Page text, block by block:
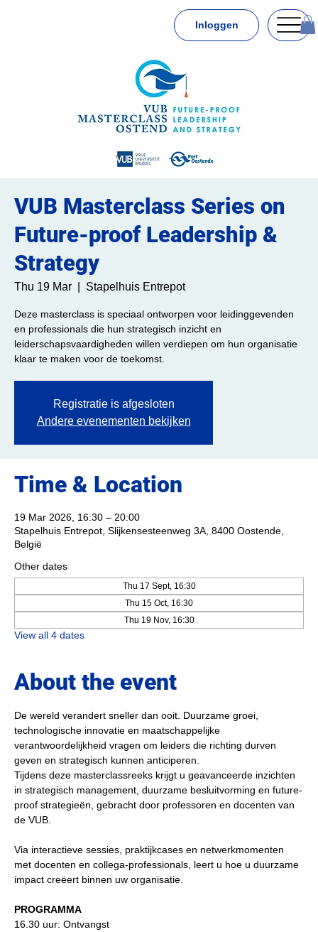
Inloggen
VUB Masterclass Series on
Future-proof Leadership &
Strategy
Thu 19 Mar Stapelhuis Entrepot
Deze masterclass is speciaal ontworpen voor leidinggevenden
en professionals die hun strategisch inzicht en
leiderschapsvaardigheden willen verdiepen om hun organisatie
klaar te maken voor de toekomst.
Registratie is afgesloten
Andere evenementen bekijken
Time & Location
19 Mar 2026, 16:30 – 20:00
Stapelhuis Entrepot, Slijkensesteenweg 3A, 8400 Oostende,
België
Other dates
Thu 17 Sept, 16:30
Thu 15 Oct, 16:30
Thu 19 Nov, 16:30
View all 4 dates
About the event
De wereld verandert sneller dan ooit. Duurzame groei,
technologische innovatie en maatschappelijke
verantwoordelijkheid vragen om leiders die richting durven
geven en strategisch kunnen anticiperen.
Tijdens deze masterclassreeks krijgt u geavanceerde inzichten
in strategisch management, duurzame besluitvorming en future-
proof strategieën, gebracht door professoren en docenten van
de VUB.
Via interactieve sessies, praktijkcases en netwerkmomenten
met docenten en collega-professionals, leert u hoe u duurzame
impact creëert binnen uw organisatie.
PROGRAMMA
16.30 uur: Ontvangst